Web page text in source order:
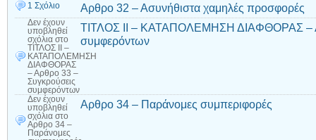
1 Σχόλιο Αρθρο 32 – Ασυνήθιστα χαμηλές προσφορές
Δεν έχουν
υποβληθεί
σχόλια στο
ΤΙΤΛΟΣ ΙΙ –
ΚΑΤΑΠΟΛΕΜΗΣΗ
ΔΙΑΦΘΟΡΑΣ
– Αρθρο 33 –
Συγκρούσεις
συμφερόντων
ΤΙΤΛΟΣ ΙΙ – ΚΑΤΑΠΟΛΕΜΗΣΗ ΔΙΑΦΘΟΡΑΣ –
συμφερόντων
Δεν έχουν
υποβληθεί
σχόλια στο
Αρθρο 34 –
Παράνομες
Αρθρο 34 – Παράνομες συμπεριφορές